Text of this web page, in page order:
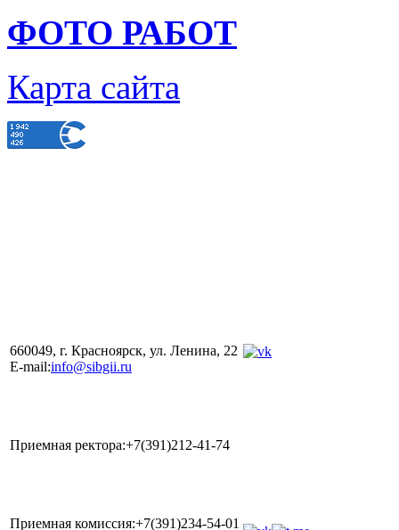
ФОТО РАБОТ
Карта сайта
660049, г. Красноярск, ул. Ленина, 22
E-mail:info@sibgii.ru
Приемная ректора:+7(391)212-41-74
Приемная комиссия:+7(391)234-54-01